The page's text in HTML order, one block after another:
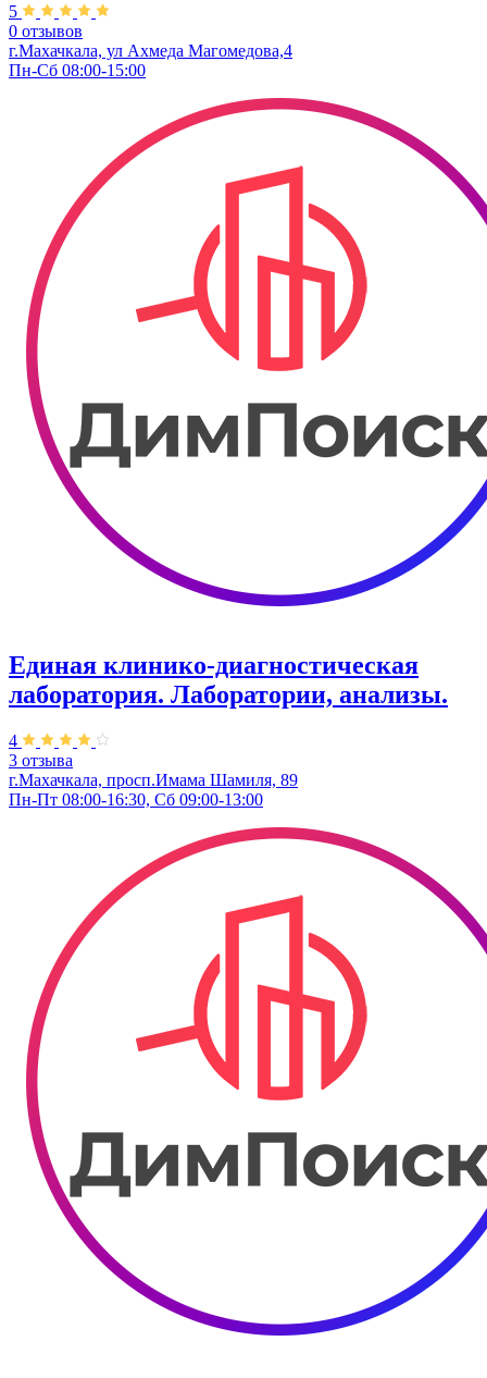
5
0 отзывов
г.Махачкала, ул Ахмеда Магомедова,4
Пн-Сб 08:00-15:00
Единая клинико-диагностическая
лаборатория. Лаборатории, анализы.
4
3 отзыва
г.Махачкала, ​просп.Имама Шамиля, 89
Пн-Пт 08:00-16:30, Сб 09:00-13:00